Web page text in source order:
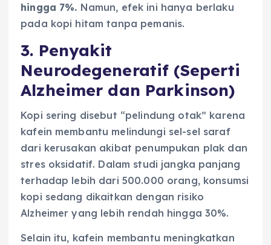
hingga 7%. Namun, efek ini hanya berlaku
pada kopi hitam tanpa pemanis.
3. Penyakit
Neurodegeneratif (Seperti
Alzheimer dan Parkinson)
Kopi sering disebut “pelindung otak” karena
kafein membantu melindungi sel-sel saraf
dari kerusakan akibat penumpukan plak dan
stres oksidatif. Dalam studi jangka panjang
terhadap lebih dari 500.000 orang, konsumsi
kopi sedang dikaitkan dengan risiko
Alzheimer yang lebih rendah hingga 30%.
Selain itu, kafein membantu meningkatkan